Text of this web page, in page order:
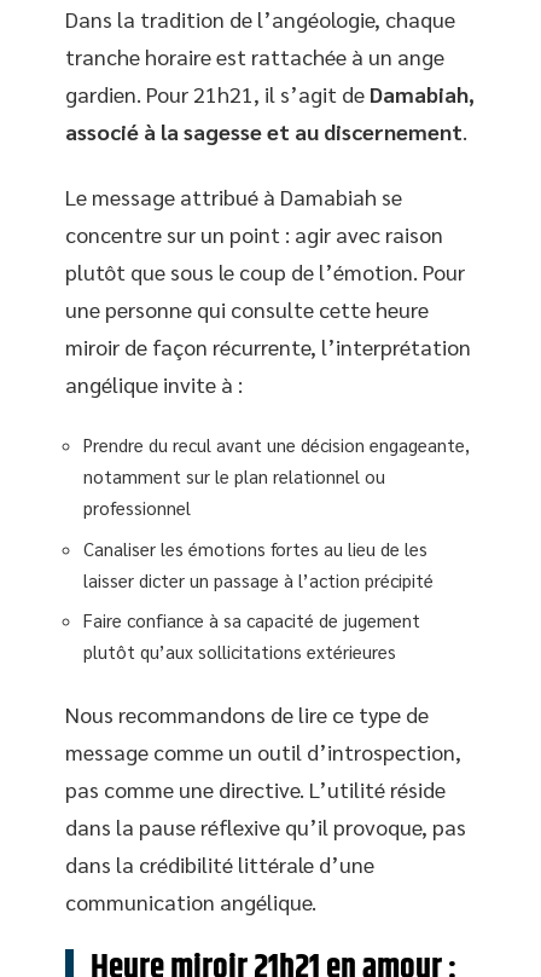
Dans la tradition de l’angéologie, chaque
tranche horaire est rattachée à un ange
gardien. Pour 21h21, il s’agit de Damabiah,
associé à la sagesse et au discernement.
Le message attribué à Damabiah se
concentre sur un point : agir avec raison
plutôt que sous le coup de l’émotion. Pour
une personne qui consulte cette heure
miroir de façon récurrente, l’interprétation
angélique invite à :
Prendre du recul avant une décision engageante,
notamment sur le plan relationnel ou
professionnel
Canaliser les émotions fortes au lieu de les
laisser dicter un passage à l’action précipité
Faire confiance à sa capacité de jugement
plutôt qu’aux sollicitations extérieures
Nous recommandons de lire ce type de
message comme un outil d’introspection,
pas comme une directive. L’utilité réside
dans la pause réflexive qu’il provoque, pas
dans la crédibilité littérale d’une
communication angélique.